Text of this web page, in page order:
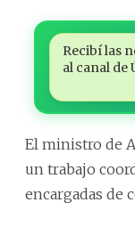
Recibí las
al canal de
El ministro de
un trabajo
encargadas de